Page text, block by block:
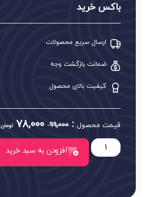
باکس خرید
ارسال سریع محصولات
ضمانت بازگشت وجه
کیفیت بالای محصول
قیمت محصول :
99,000
78,000 تومان
افزودن به سبد خرید